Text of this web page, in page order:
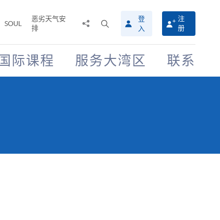
SOUL
恶劣天气安
排
搜
寻
介
面
登
入
注
册
际课程 服务大湾区 联系